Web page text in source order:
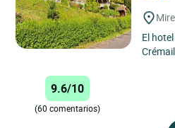
El
9.6/10
(60 comentarios)